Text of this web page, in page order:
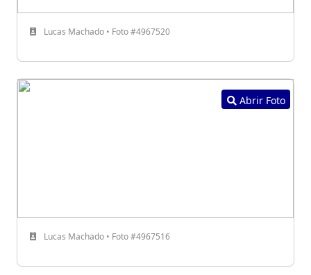
Lucas Machado • Foto #4967520
Abrir Foto
Lucas Machado • Foto #4967516